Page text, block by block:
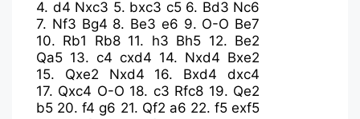
4. d4 Nxc3 5. bxc3 c5 6. Bd3 Nc6
7. Nf3 Bg4 8. Be3 e6 9. O-O Be7
10. Rb1 Rb8 11. h3 Bh5 12. Be2
Qa5 13. c4 cxd4 14. Nxd4 Bxe2
15. Qxe2 Nxd4 16. Bxd4
dxc4
17. Qxc4 O-O 18. c3 Rfc8 19. Qe2
b5 20.f4 g6 21. Qf2 a6 22. f5 exf5